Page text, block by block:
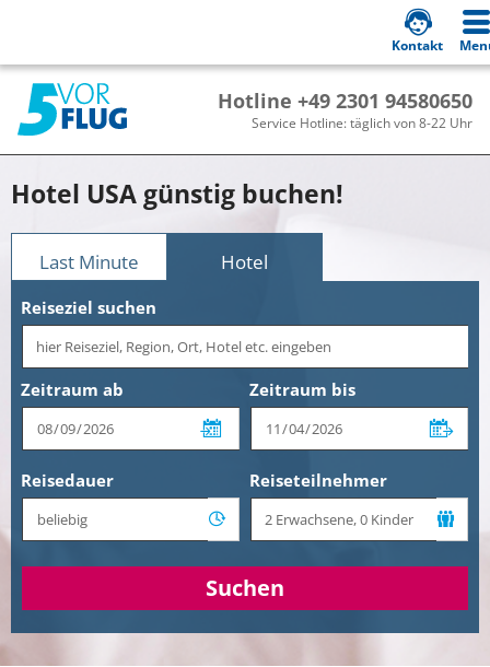
Hotline +49 2301 94580650
Service Hotline: täglich von 8-22 Uhr
Kontakt
Hotel USA günstig buchen!
Last Minute Hotel
Reiseziel suchen
Zeitraum ab Zeitraum bis
Reisedauer Reiseteilnehmer
Suchen